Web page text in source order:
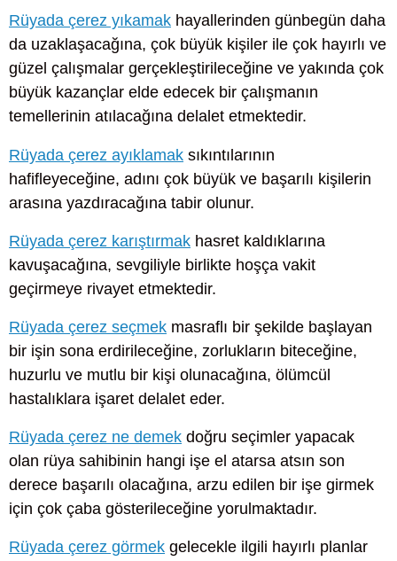
Rüyada çerez yıkamak hayallerinden günbegün daha
da uzaklaşacağına, çok büyük kişiler ile çok hayırlı ve
güzel çalışmalar gerçekleştirileceğine ve yakında çok
büyük kazançlar elde edecek bir çalışmanın
temellerinin atılacağına delalet etmektedir.
Rüyada çerez ayıklamak sıkıntılarının
hafifleyeceğine, adını çok büyük ve başarılı kişilerin
arasına yazdıracağına tabir olunur.
Rüyada çerez karıştırmak hasret kaldıklarına
kavuşacağına, sevgiliyle birlikte hoşça vakit
geçirmeye rivayet etmektedir.
Rüyada çerez seçmek masraflı bir şekilde başlayan
bir işin sona erdirileceğine, zorlukların biteceğine,
huzurlu ve mutlu bir kişi olunacağına, ölümcül
hastalıklara işaret delalet eder.
Rüyada çerez ne demek doğru seçimler yapacak
olan rüya sahibinin hangi işe el atarsa atsın son
derece başarılı olacağına, arzu edilen bir işe girmek
için çok çaba gösterileceğine yorulmaktadır.
Rüyada çerez görmek gelecekle ilgili hayırlı planlar